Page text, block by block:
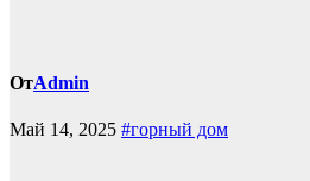
ОтAdmin
Май 14, 2025 #горный дом